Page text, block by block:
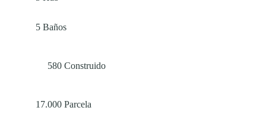
5 Baños
580 Construido
17.000 Parcela